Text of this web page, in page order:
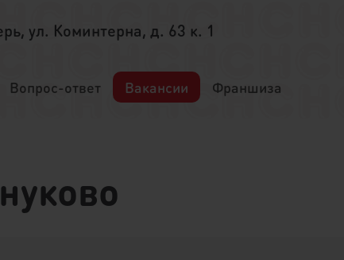
ул. Коминтерна, д. 63 к. 1
Вопрос-ответ Вакансии Франшиза